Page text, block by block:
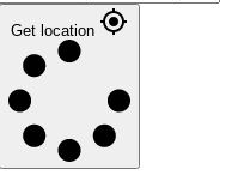
Get location